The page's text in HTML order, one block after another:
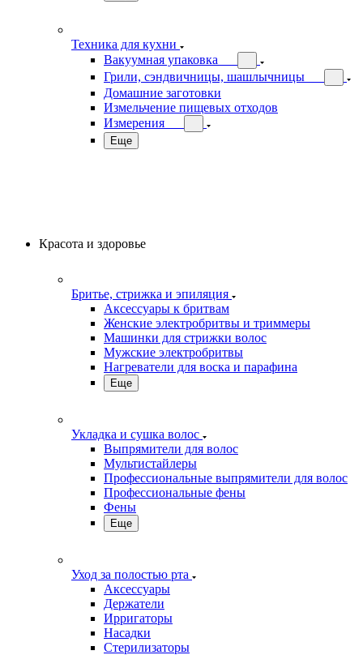
Техника для кухни
Вакуумная упаковка
Грили, сэндвичницы, шашлычницы
Домашние заготовки
Измельчение пищевых отходов
Измерения
Еще
Красота и здоровье
Бритье, стрижка и эпиляция
Аксессуары к бритвам
Женские электробритвы и триммеры
Машинки для стрижки волос
Мужские электробритвы
Нагреватели для воска и парафина
Еще
Укладка и сушка волос
Выпрямители для волос
Мультистайлеры
Профессиональные выпрямители для волос
Профессиональные фены
Фены
Еще
Уход за полостью рта
Аксессуары
Держатели
Ирригаторы
Насадки
Стерилизаторы